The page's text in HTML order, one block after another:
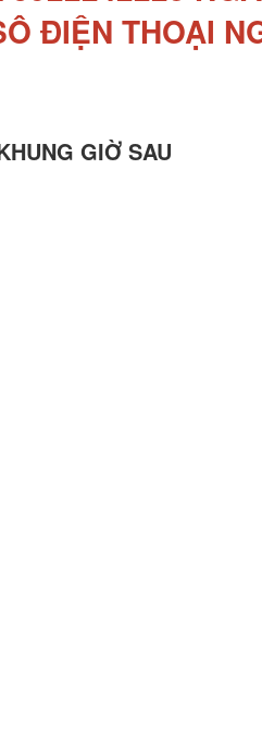
ĐIỆN THOẠI
GIỜ SAU